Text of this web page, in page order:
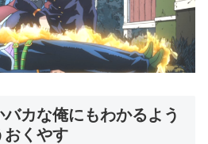
カな俺にもわかるよう
おくやす